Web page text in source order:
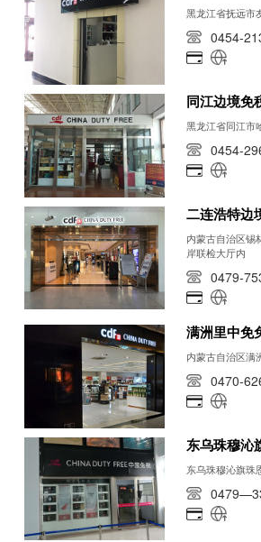
黑龙江省抚远市
0454-
同江边境免
黑龙江省同江市
0454-
二连浩特边
内蒙古自治区锡
岸联检大厅内
0479-
满洲里中免
内蒙古自治区满
0470-
东乌珠穆沁
东乌珠穆沁旗珠